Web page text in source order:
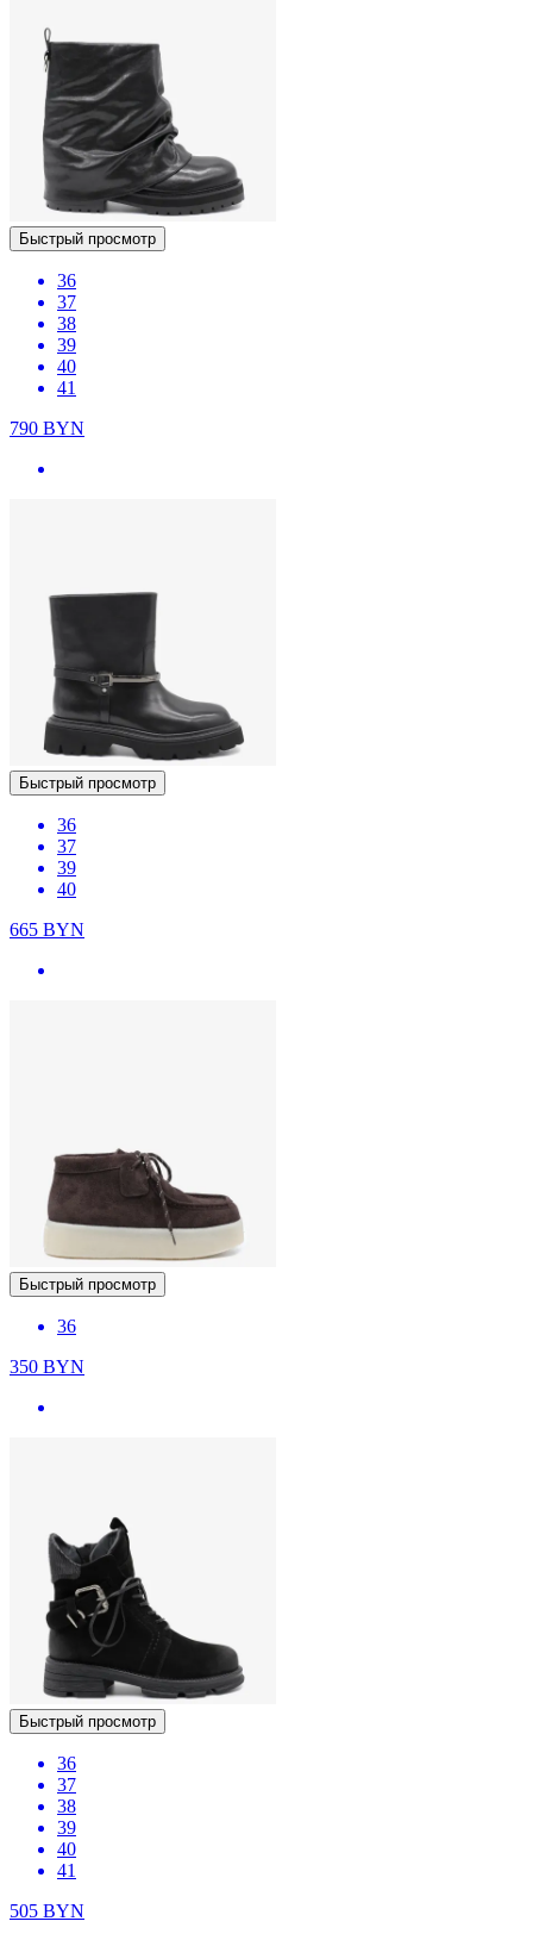
Быстрый просмотр
36
37
38
39
40
41
790 BYN
Быстрый просмотр
36
37
39
40
665 BYN
Быстрый просмотр
36
350 BYN
Быстрый просмотр
36
37
38
39
40
41
505 BYN